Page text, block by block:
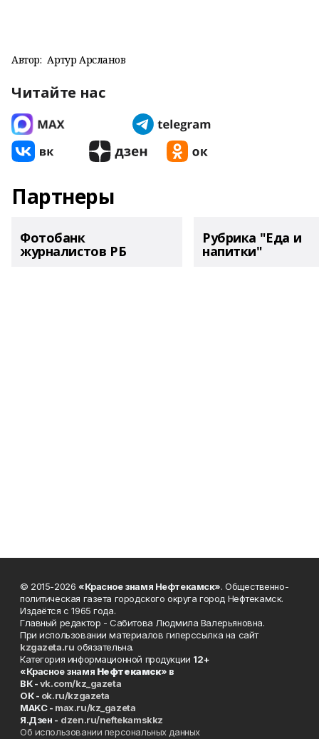
Автор: Артур Арсланов
Читайте нас
Партнеры
Фотобанк
журналистов РБ
Рубрика "Еда и
напитки"
© 2015-2026 «Красное знамя Нефтекамск». Общественно-
политическая газета городского округа город Нефтекамск.
Издаётся с 1965 года.
Главный редактор - Сабитова Людмила Валерьяновна.
При использовании материалов гиперссылка на сайт
kzgazeta.ru обязательна.
Категория информационной продукции 12+
«Красное знамя Нефтекамск» в
ВК -vk.com/kz_gazeta
ОК - ok.ru/kzgazeta
MAKC - max.ru/kz_gazeta
Я.Дзен - dzen.ru/neftekamskkz
Об использовании персональных данных